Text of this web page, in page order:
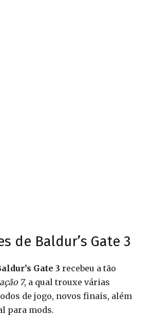
de Baldur’s Gate 3
Gate 3 recebeu a tão
7, a qual trouxe várias
de jogo, novos finais, além
para mods.